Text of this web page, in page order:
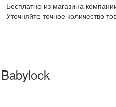
Бесплатно из магазина
Уточняйте точное количество